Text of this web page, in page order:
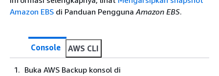
Amazon EBS di Panduan PenggunaAmazon EBS.
Console AWS CLI
Buka AWS Backup konsol di